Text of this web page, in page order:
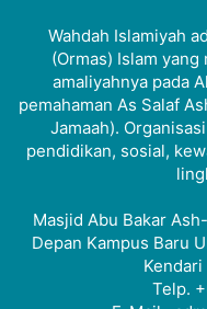
Wahdah Islamiyah
(Ormas) Islam
amaliyahnya pada
pemahaman As Salaf
Jamaah).
pendidikan, sosial,
Masjid Abu Bakar
Depan Kampus Baru
Telp.